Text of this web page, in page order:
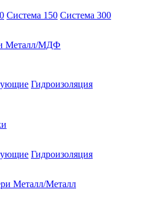
Система 150 Система 300
Металл/МДФ
Гидроизоляция
Гидроизоляция
Металл/Металл